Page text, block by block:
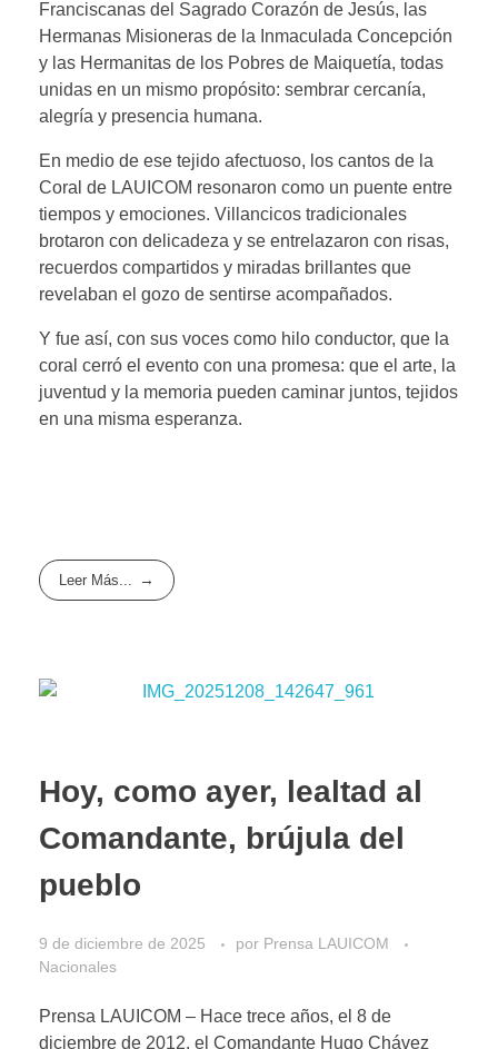
Franciscanas del Sagrado Corazón de Jesús, las
Hermanas Misioneras de la Inmaculada Concepción
y las Hermanitas de los Pobres de Maiquetía, todas
unidas en un mismo propósito: sembrar cercanía,
alegría y presencia humana.
En medio de ese tejido afectuoso, los cantos de la
Coral de LAUICOM resonaron como un puente entre
tiempos y emociones. Villancicos tradicionales
brotaron con delicadeza y se entrelazaron con risas,
recuerdos compartidos y miradas brillantes que
revelaban el gozo de sentirse acompañados.
Y fue así, con sus voces como hilo conductor, que la
coral cerró el evento con una promesa: que el arte, la
juventud y la memoria pueden caminar juntos, tejidos
en una misma esperanza.
Leer Más...
Hoy, como ayer, lealtad al
Comandante, brújula del
pueblo
9 de diciembre de 2025 por Prensa LAUICOM
Nacionales
Prensa LAUICOM – Hace trece años, el 8 de
diciembre de 2012, el Comandante Hugo Chávez